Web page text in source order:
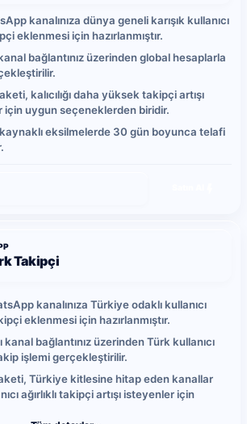
kanalınıza dünya geneli karışık kullanıcı
eklenmesi için hazırlanmıştır.
bağlantınız üzerinden global hesaplarla
kalıcılığı daha yüksek takipçi artışı
için uygun seçeneklerden biridir.
eksilmelerde 30 gün boyunca telafi
Takipçi
kanalınıza Türkiye odaklı kullanıcı
eklenmesi için hazırlanmıştır.
kanal bağlantınız üzerinden Türk kullanıcı
işlemi gerçekleştirilir.
Türkiye kitlesine hitap eden kanallar
ağırlıklı takipçi artışı isteyenler için